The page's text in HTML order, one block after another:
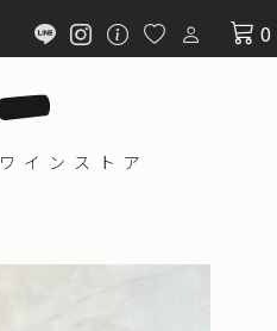
0
ワインストア